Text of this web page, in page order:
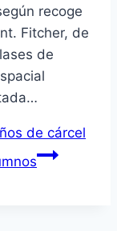
recoge
Fitcher, de
de
de cárcel